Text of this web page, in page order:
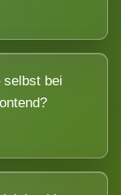
selbst bei